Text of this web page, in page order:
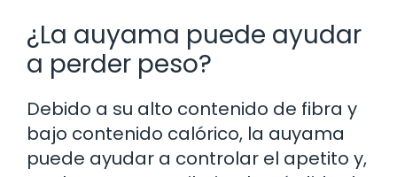
¿La auyama puede ayudar
a perder peso?
Debido a su alto contenido de fibra y
bajo contenido calórico, la auyama
puede ayudar a controlar el apetito y,